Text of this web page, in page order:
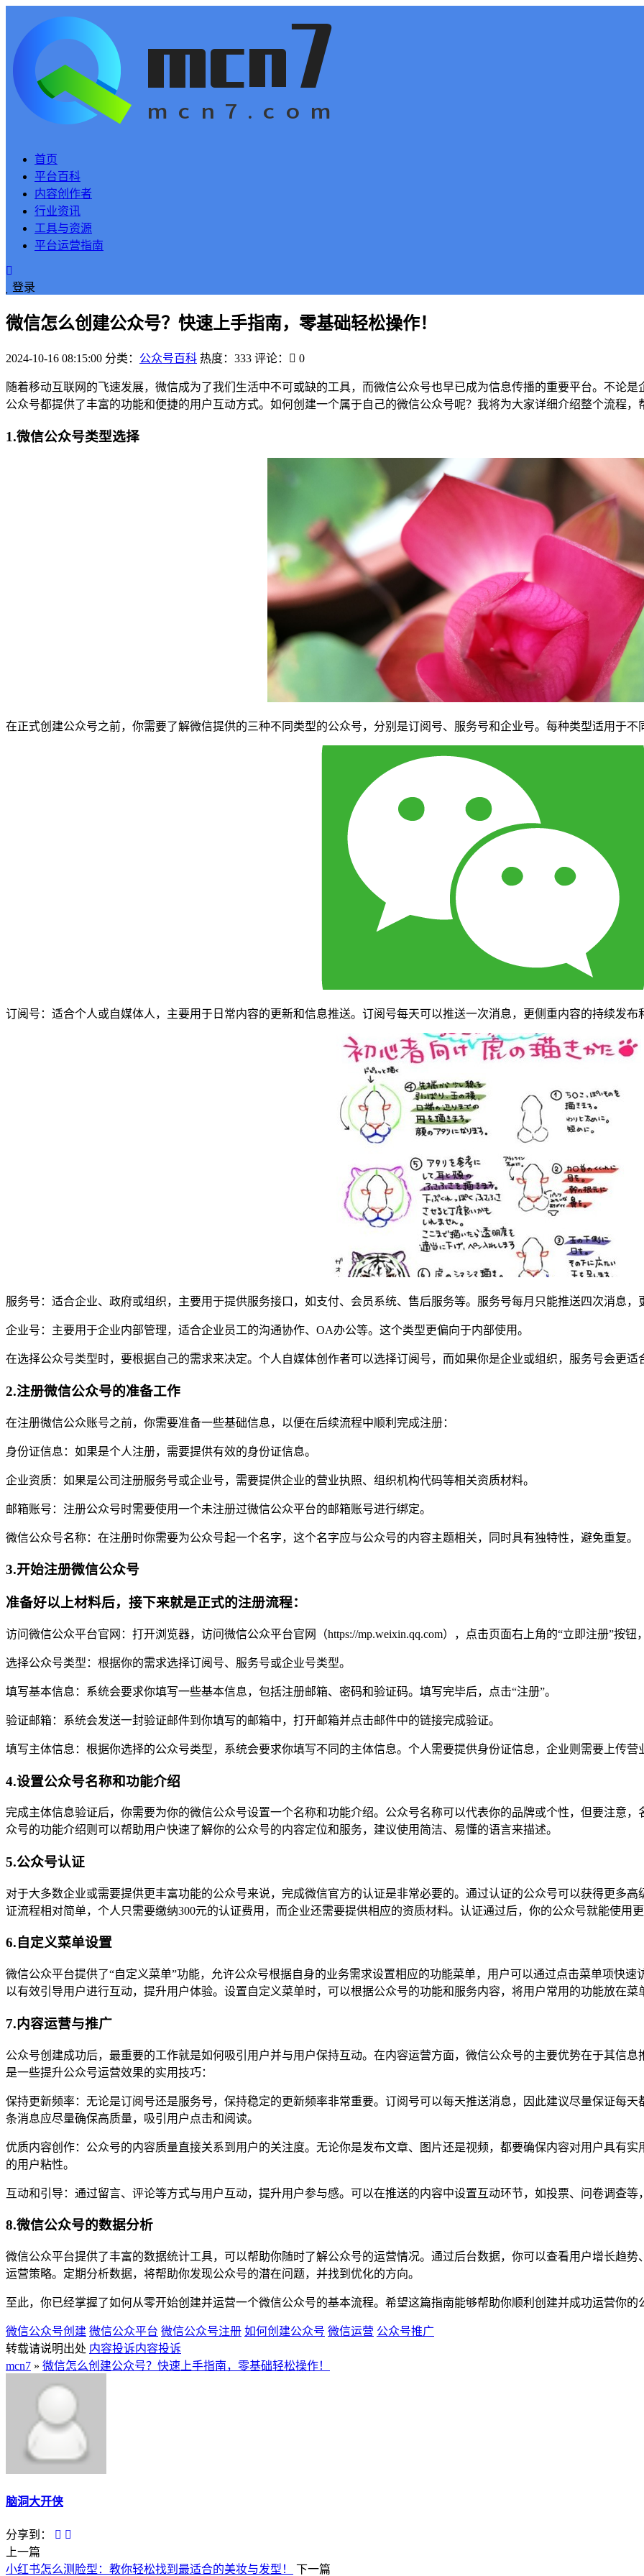
首页
平台百科
内容创作者
行业资讯
工具与资源
平台运营指南
登录
微信怎么创建公众号？快速上手指南，零基础轻松操作！
2024-10-16 08:15:00 分类： 公众号百科 热度：333 评论： 0
随着移动互联网的飞速发展，微信成为了我们生活中不可或缺的工具，而微信公众号也早已成为信息传播的重要平台。不论
公众号都提供了丰富的功能和便捷的用户互动方式。如何创建一个属于自己的微信公众号呢？我将为大家详细介绍整个流程，
1.微信公众号类型选择
在正式创建公众号之前，你需要了解微信提供的三种不同类型的公众号，分别是订阅号、服务号和企业号。每种类型适用于不
订阅号：适合个人或自媒体人，主要用于日常内容的更新和信息推送。订阅号每天可以推送一次消息，更侧重内容的持续发布
服务号：适合企业、政府或组织，主要用于提供服务接口，如支付、会员系统、售后服务等。服务号每月只能推送四次消息，
企业号：主要用于企业内部管理，适合企业员工的沟通协作、OA办公等。这个类型更偏向于内部使用。
在选择公众号类型时，要根据自己的需求来决定。个人自媒体创作者可以选择订阅号，而如果你是企业或组织，服务号会更适
2.注册微信公众号的准备工作
在注册微信公众账号之前，你需要准备一些基础信息，以便在后续流程中顺利完成注册：
身份证信息：如果是个人注册，需要提供有效的身份证信息。
企业资质：如果是公司注册服务号或企业号，需要提供企业的营业执照、组织机构代码等相关资质材料。
邮箱账号：注册公众号时需要使用一个未注册过微信公众平台的邮箱账号进行绑定。
微信公众号名称：在注册时你需要为公众号起一个名字，这个名字应与公众号的内容主题相关，同时具有独特性，避免重复。
3.开始注册微信公众号
准备好以上材料后，接下来就是正式的注册流程：
访问微信公众平台官网：打开浏览器，访问微信公众平台官网（https://mp.weixin.qq.com），点击页面右上角的“立即注册”按钮
选择公众号类型：根据你的需求选择订阅号、服务号或企业号类型。
填写基本信息：系统会要求你填写一些基本信息，包括注册邮箱、密码和验证码。填写完毕后，点击“注册”。
验证邮箱：系统会发送一封验证邮件到你填写的邮箱中，打开邮箱并点击邮件中的链接完成验证。
填写主体信息：根据你选择的公众号类型，系统会要求你填写不同的主体信息。个人需要提供身份证信息，企业则需要上传营
4.设置公众号名称和功能介绍
完成主体信息验证后，你需要为你的微信公众号设置一个名称和功能介绍。公众号名称可以代表你的品牌或个性，但要注意
众号的功能介绍则可以帮助用户快速了解你的公众号的内容定位和服务，建议使用简洁、易懂的语言来描述。
5.公众号认证
对于大多数企业或需要提供更丰富功能的公众号来说，完成微信官方的认证是非常必要的。通过认证的公众号可以获得更多
证流程相对简单，个人只需要缴纳300元的认证费用，而企业还需要提供相应的资质材料。认证通过后，你的公众号就能使用
6.自定义菜单设置
微信公众平台提供了“自定义菜单”功能，允许公众号根据自身的业务需求设置相应的功能菜单，用户可以通过点击菜单项快
以有效引导用户进行互动，提升用户体验。设置自定义菜单时，可以根据公众号的功能和服务内容，将用户常用的功能放在菜
7.内容运营与推广
公众号创建成功后，最重要的工作就是如何吸引用户并与用户保持互动。在内容运营方面，微信公众号的主要优势在于其信
是一些提升公众号运营效果的实用技巧：
保持更新频率：无论是订阅号还是服务号，保持稳定的更新频率非常重要。订阅号可以每天推送消息，因此建议尽量保证每
条消息应尽量确保高质量，吸引用户点击和阅读。
优质内容创作：公众号的内容质量直接关系到用户的关注度。无论你是发布文章、图片还是视频，都要确保内容对用户具有
的用户粘性。
互动和引导：通过留言、评论等方式与用户互动，提升用户参与感。可以在推送的内容中设置互动环节，如投票、问卷调查等
8.微信公众号的数据分析
微信公众平台提供了丰富的数据统计工具，可以帮助你随时了解公众号的运营情况。通过后台数据，你可以查看用户增长趋
运营策略。定期分析数据，将帮助你发现公众号的潜在问题，并找到优化的方向。
至此，你已经掌握了如何从零开始创建并运营一个微信公众号的基本流程。希望这篇指南能够帮助你顺利创建并成功运营你的
微信公众号创建 微信公众平台 微信公众号注册 如何创建公众号 微信运营 公众号推广
转载请说明出处 内容投诉内容投诉
mcn7 » 微信怎么创建公众号？快速上手指南，零基础轻松操作！
脑洞大开侠
分享到：
上一篇
小红书怎么测脸型：教你轻松找到最适合的美妆与发型！
下一篇